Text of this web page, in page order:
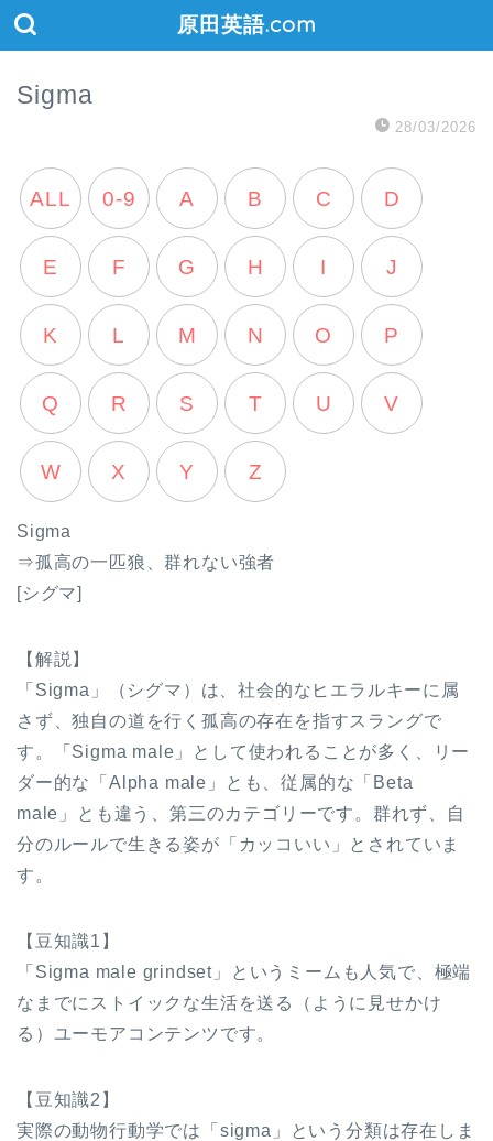
原田英語.com
Sigma
28/03/2026
ALL 0-9 A B C D
E F G H I J
K L M N O P
Q R S T U V
W X Y Z
Sigma
⇒孤高の一匹狼、群れない強者
[シグマ]
【解説】
「Sigma」（シグマ）は、社会的なヒエラルキーに属
さず、独自の道を行く孤高の存在を指すスラングで
す。「Sigma male」として使われることが多く、リー
ダー的な「Alpha male」とも、従属的な「Beta
male」とも違う、第三のカテゴリーです。群れず、自
分のルールで生きる姿が「カッコいい」とされていま
す。
【豆知識1】
「Sigma male grindset」というミームも人気で、極端
なまでにストイックな生活を送る（ように見せかけ
る）ユーモアコンテンツです。
【豆知識2】
実際の動物行動学では「sigma」という分類は存在しま